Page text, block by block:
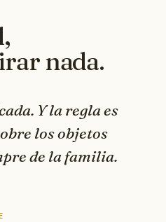
nada.
Y la regla es
los objetos
de la familia.